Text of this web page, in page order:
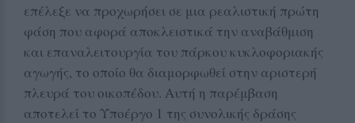
επέλεξε να προχωρήσει σε μια ρεαλιστική πρώτη
φάση που αφορά αποκλειστικά την αναβάθμιση
και επαναλειτουργία του πάρκου κυκλοφοριακής
αγωγής, το οποίο θα διαμορφωθεί στην αριστερή
πλευρά του οικοπέδου. Αυτή η παρέμβαση
αποτελεί το Υποέργο 1 της συνολικής δράσης